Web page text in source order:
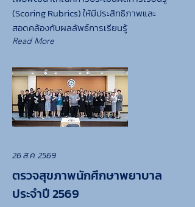
(Scoring Rubrics) ให้มีประสิทธิภาพและ
สอดคล้องกับผลลัพธ์การเรียนรู้
Read More
26 ส.ค. 2569
ตรวจสุขภาพนักศึกษาพยาบาล
ประจำปี 2569